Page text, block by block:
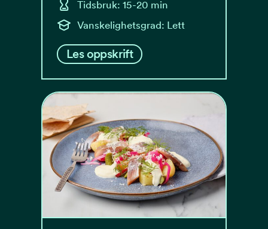
Tidsbruk: 15-20 min
Vanskelighetsgrad: Lett
Les oppskrift